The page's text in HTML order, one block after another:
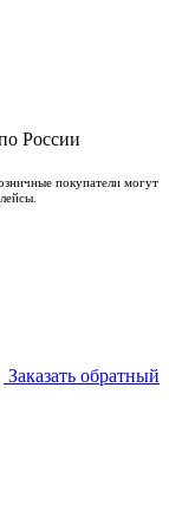
России
покупатели могут
Заказать обратный